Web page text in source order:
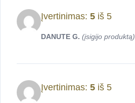
Įvertinimas: 5 iš 5
DANUTE G. (įsigijo produktą)
Įvertinimas: 5 iš 5